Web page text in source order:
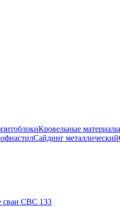
Кровельные материалы
Сайдинг металлический
сваи СВС 133